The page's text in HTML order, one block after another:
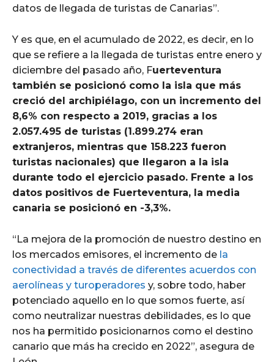
datos de llegada de turistas de Canarias”.
Y es que, en el acumulado de 2022, es decir, en lo
que se refiere a la llegada de turistas entre enero y
diciembre del pasado año, Fuerteventura
también se posicionó como la isla que más
creció del archipiélago, con un incremento del
8,6% con respecto a 2019, gracias a los
2.057.495 de turistas (1.899.274 eran
extranjeros, mientras que 158.223 fueron
turistas nacionales) que llegaron a la isla
durante todo el ejercicio pasado. Frente a los
datos positivos de Fuerteventura, la media
canaria se posicionó en -3,3%.
“La mejora de la promoción de nuestro destino en
los mercados emisores, el incremento de la
conectividad a través de diferentes acuerdos con
aerolíneas y turoperadores y, sobre todo, haber
potenciado aquello en lo que somos fuerte, así
como neutralizar nuestras debilidades, es lo que
nos ha permitido posicionarnos como el destino
canario que más ha crecido en 2022”, asegura de